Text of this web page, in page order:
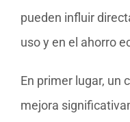
pueden influir
uso y en el ahorro
En primer lugar, un
mejora